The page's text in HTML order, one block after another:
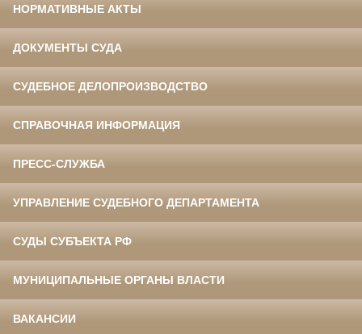
НОРМАТИВНЫЕ АКТЫ
ДОКУМЕНТЫ СУДА
СУДЕБНОЕ ДЕЛОПРОИЗВОДСТВО
СПРАВОЧНАЯ ИНФОРМАЦИЯ
ПРЕСС-СЛУЖБА
УПРАВЛЕНИЕ СУДЕБНОГО ДЕПАРТАМЕНТА
СУДЫ СУБЪЕКТА РФ
МУНИЦИПАЛЬНЫЕ ОРГАНЫ ВЛАСТИ
ВАКАНСИИ